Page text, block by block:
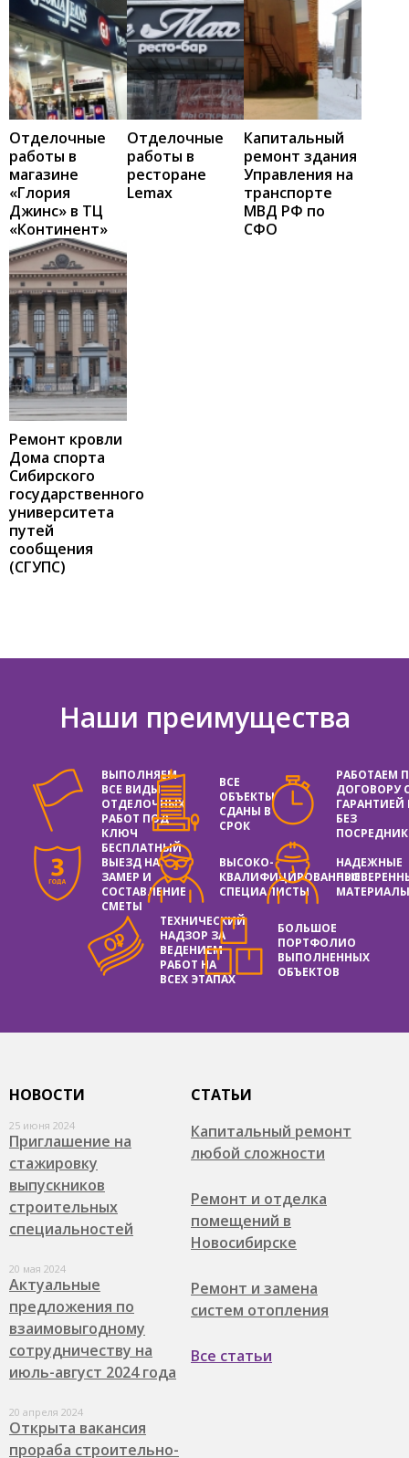
Отделочные
работы в
магазине
«Глория
Джинс» в ТЦ
«Континент»
Отделочные
работы в
ресторане
Lemax
Капитальный
ремонт здания
Управления на
транспорте
МВД РФ по
СФО
Ремонт кровли
Дома спорта
Сибирского
государственного
университета
путей
сообщения
(СГУПС)
Наши преимущества
ВЫПОЛНЯЕМ
ВСЕ ВИДЫ
ОТДЕЛОЧНЫХ
РАБОТ ПОД
КЛЮЧ
ВСЕ
ОБЪЕКТЫ
СДАНЫ В
СРОК
РАБОТАЕМ
ДОГОВОРУ
ГАРАНТИЕЙ
БЕЗ
БЕСПЛАТНЫЙ
ВЫЕЗД НА
ЗАМЕР И
СОСТАВЛЕНИЕ
СМЕТЫ
ВЫСОКО-
КВАЛИФИЦИРОВАННЫЕ
СПЕЦИАЛИСТЫ
НАДЕЖНЫЕ
ТЕХНИЧЕСКИЙ
НАДЗОР ЗА
ВЕДЕНИЕМ
РАБОТ НА
ВСЕХ ЭТАПАХ
БОЛЬШОЕ
ПОРТФОЛИО
ВЫПОЛНЕННЫХ
ОБЪЕКТОВ
НОВОСТИ
25 июня 2024
Приглашение на
стажировку
выпускников
строительных
специальностей
20 мая 2024
Актуальные
предложения по
взаимовыгодному
сотрудничеству на
июль-август 2024 года
20 апреля 2024
Открыта вакансия
прораба строительно-
СТАТЬИ
Капитальный ремонт
любой сложности
Ремонт и отделка
помещений в
Новосибирске
Ремонт и замена
систем отопления
Все статьи